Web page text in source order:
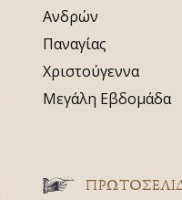
Ανδρών
Παναγίας
Χριστούγεννα
Μεγάλη Εβδομάδα